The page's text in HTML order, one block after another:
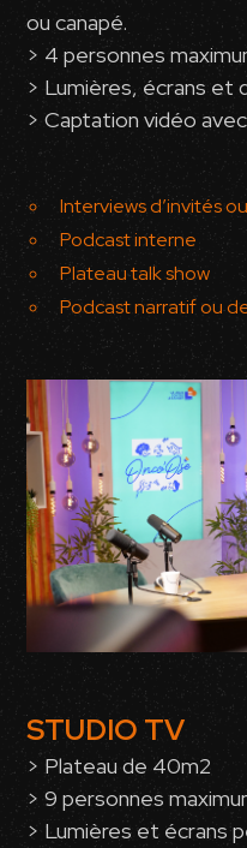
ou canapé.
> 4 personnes
> Lumières, écrans et
> Captation vidéo
Interviews d’invités
Podcast interne
Plateau talk show
Podcast narratif ou
STUDIO TV
> Plateau de 40m2
> 9 personnes
> Lumières et écrans